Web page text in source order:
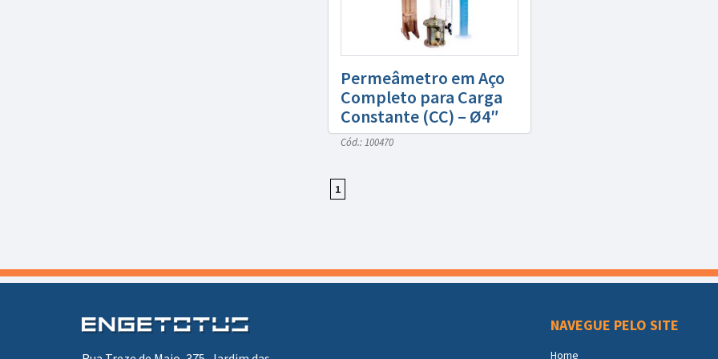
Permeâmetro em Aço
Completo para Carga
Constante (CC) – Ø4″
Cód.: 100470
1
NAVEGUE PELO SITE
Home